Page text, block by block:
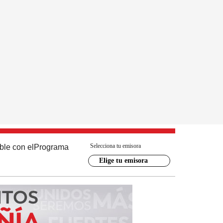
con el Programa Selecciona tu emisora
Elige tu emisora